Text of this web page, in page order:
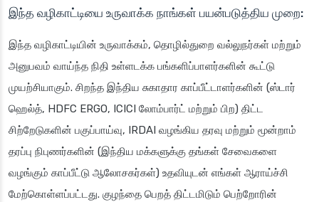
இந்த வழிகாட்டியை உருவாக்க நாங்கள் பயன்படுத்திய முறை:
இந்த வழிகாட்டியின் உருவாக்கம், தொழில்துறை வல்லுநர்கள் மற்றும்
அனுபவம் வாய்ந்த நிதி உள்ளடக்க பங்களிப்பாளர்களின் கூட்டு
முயற்சியாகும். சிறந்த இந்திய சுகாதார காப்பீட்டாளர்களின் (ஸ்டார்
ஹெல்த், HDFC ERGO, ICICI லோம்பார்ட் மற்றும் பிற) திட்ட
சிற்றேடுகளின் பகுப்பாய்வு, IRDAI வழங்கிய தரவு மற்றும் மூன்றாம்
தரப்பு நிபுணர்களின் (இந்திய மக்களுக்கு தங்கள் சேவைகளை
வழங்கும் காப்பீட்டு ஆலோசகர்கள்) உதவியுடன் எங்கள் ஆராய்ச்சி
மேற்கொள்ளப்பட்டது. குழந்தை பெறத் திட்டமிடும் பெற்றோரின்